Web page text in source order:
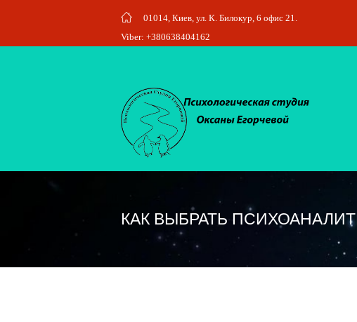
01014, Киев, ул. К. Билокур, 6 офис 21.
Viber: +380638404162
КАК ВЫБРАТЬ